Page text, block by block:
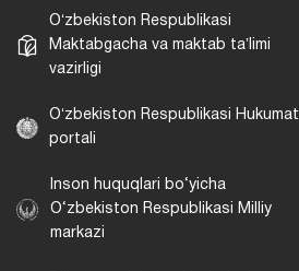
Oʻzbekiston Respublikasi
Maktabgacha va maktab taʼlimi
vazirligi
Oʻzbekiston Respublikasi Hukumat
portali
Inson huquqlari bo‘yicha
O‘zbekiston Respublikasi Milliy
markazi